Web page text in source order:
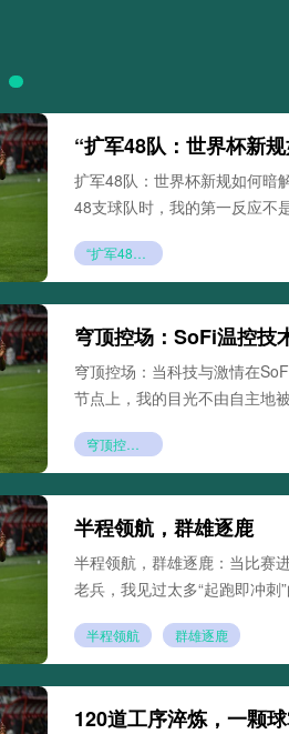
“扩军48队：世界杯新
扩军48队：世界杯新规如何暗
48支球队时，我的第一反应
“扩军48队：世界杯新规如何暗解传统豪门的铁王座”
穹顶控场：SoFi温控技
穹顶控场：当科技与激情在
节点上，我的目光不由自主地
穹顶控场：SoFi温控技术如何重塑2026世界杯球场生态
半程领航，群雄逐鹿
半程领航，群雄逐鹿：当比赛
老兵，我见过太多“起跑即冲刺
半程领航 群雄逐鹿
120道工序淬炼，一颗